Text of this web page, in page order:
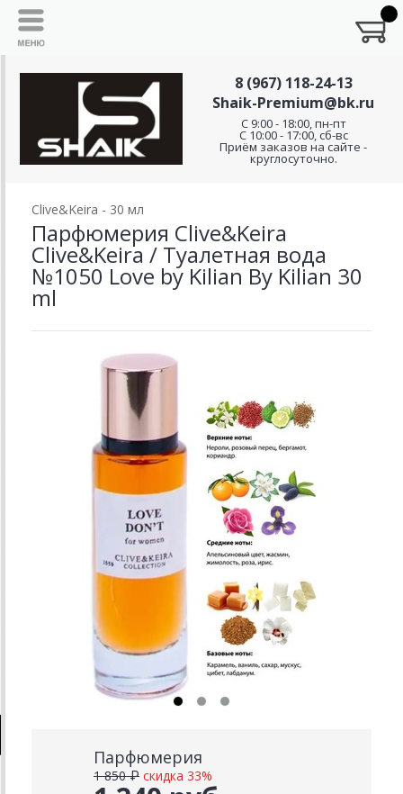
8 (967) 118-24-13
Shaik-Premium@bk.ru
C 9:00 - 18:00, пн-пт
С 10:00 - 17:00, сб-вс
Приём заказов на сайте -
круглосуточно.
Clive&Keira - 30 мл
Парфюмерия Clive&Keira
Clive&Keira / Туалетная вода
№1050 Love by Kilian By Kilian 30
ml
Парфюмерия
1 850 ₽ скидка 33%